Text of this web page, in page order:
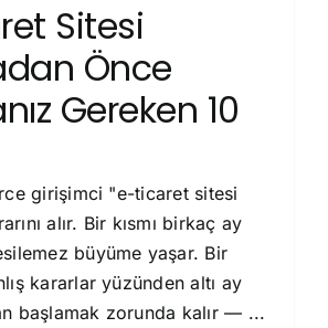
Sitesi
Önce
Gereken 10
girişimci "e-ticaret sitesi
alır. Bir kısmı birkaç ay
büyüme yaşar. Bir
kararlar yüzünden altı ay
başlamak zorunda kalır — ...